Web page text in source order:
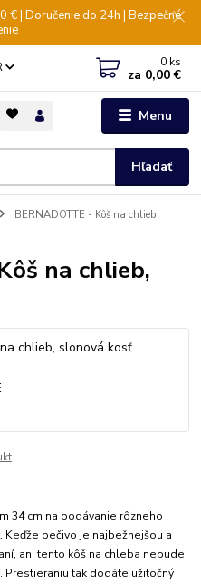
€ | Doručenie do 24h | Bezpečné
Menu
Hľadať
0 ks
za 0,00 €
BERNADOTTE - Kôš na chlieb,
na chlieb,
34 cm na podávanie rôzneho
Keďže pečivo je najbežnejšou a
ani tento kôš na chleba nebude
Prestieraniu tak dodáte užitočný